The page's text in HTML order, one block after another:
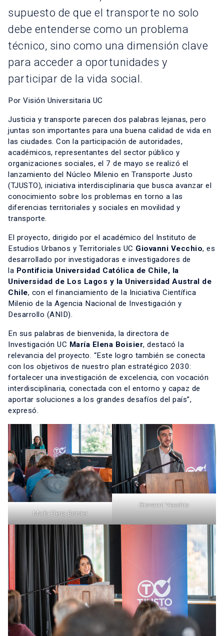
supuesto de que el transporte no solo
debe entenderse como un problema
técnico, sino como una dimensión clave
para acceder a oportunidades y
participar de la vida social.
Por Visión Universitaria UC
Justicia y transporte parecen dos palabras lejanas, pero
juntas son importantes para una buena calidad de vida en
las ciudades. Con la participación de autoridades,
académicos, representantes del sector público y
organizaciones sociales, el 7 de mayo se realizó el
lanzamiento del Núcleo Milenio en Transporte Justo
(TJUSTO), iniciativa interdisciplinaria que busca avanzar el
conocimiento sobre los problemas en torno a las
diferencias territoriales y sociales en movilidad y
transporte.
El proyecto, dirigido por el académico del Instituto de
Estudios Urbanos y Territoriales UC Giovanni Vecchio, es
desarrollado por investigadoras e investigadores de
la Pontificia Universidad Católica de Chile, la
Universidad de Los Lagos y la Universidad Austral de
Chile, con el financiamiento de la Iniciativa Científica
Milenio de la Agencia Nacional de Investigación y
Desarrollo (ANID).
En sus palabras de bienvenida, la directora de
Investigación UC María Elena Boisier, destacó la
relevancia del proyecto. “Este logro también se conecta
con los objetivos de nuestro plan estratégico 2030:
fortalecer una investigación de excelencia, con vocación
interdisciplinaria, conectada con el entorno y capaz de
aportar soluciones a los grandes desafíos del país”,
expresó.
María Elena Boisier
Giovanni Vecchio